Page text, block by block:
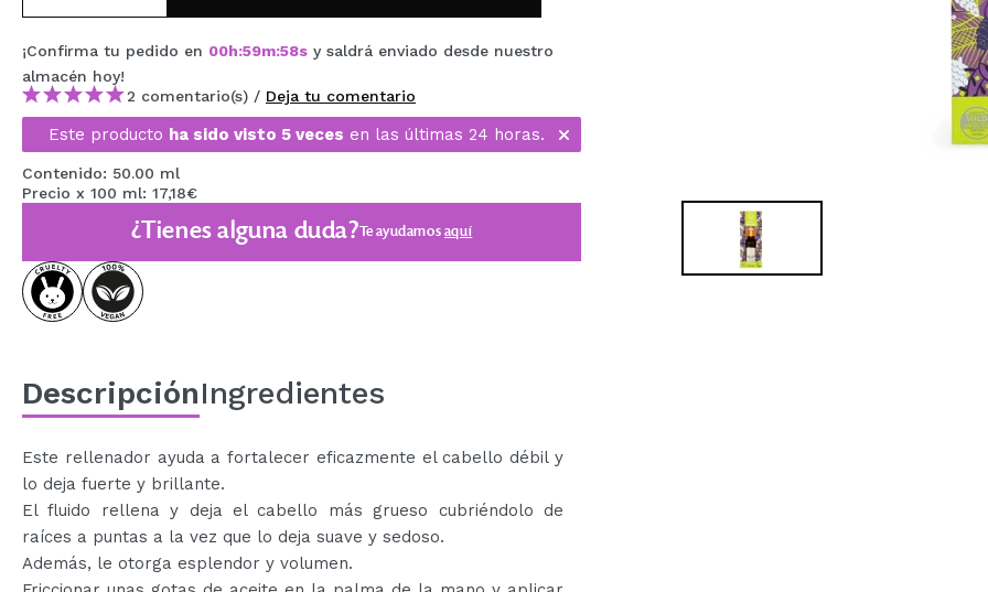
MAQUIFARMA
KOREA ZONE
TRAVEL SIZE
NATURE
OFERTAS
OUTLET
¡HAN VUELTO!
BLOG
¡Confirma tu pedido en 00h:59m:58s y saldrá enviado desde nuestro
almacén hoy!
2 comentario(s) / Deja tu comentario
Este producto ha sido visto 5 veces en las últimas 24 horas.
Contenido: 50.00 ml
Precio x 100 ml: 17,18€
¿Tienes alguna duda?Te ayudamosaquí
DescripciónIngredientes
Este rellenador ayuda a fortalecer eficazmente el cabello débil y
lo deja fuerte y brillante.
El fluido rellena y deja el cabello más grueso cubriéndolo de
raíces a puntas a la vez que lo deja suave y sedoso.
Además, le otorga esplendor y volumen.